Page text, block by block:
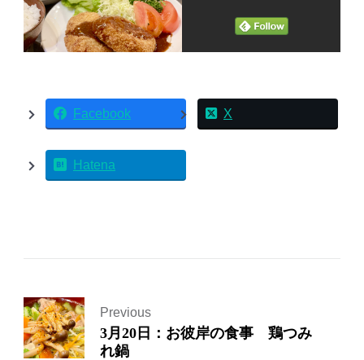
Facebook X
Hatena
Previous
3月20日：お彼岸の食事 鶏つみ
れ鍋